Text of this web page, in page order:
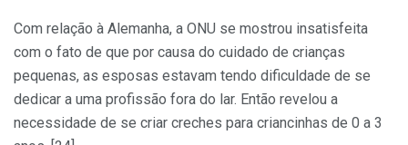
Com relação à Alemanha, a ONU se mostrou insatisfeita
com o fato de que por causa do cuidado de crianças
pequenas, as esposas estavam tendo dificuldade de se
dedicar a uma profissão fora do lar. Então revelou a
necessidade de se criar creches para criancinhas de 0 a 3